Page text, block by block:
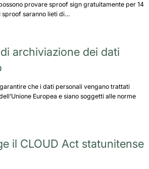
provare sproof sign gratuitamente per 14
saranno lieti di…
archiviazione dei dati
che i dati personali vengano trattati
Europea e siano soggetti alle norme
il CLOUD Act statunitense